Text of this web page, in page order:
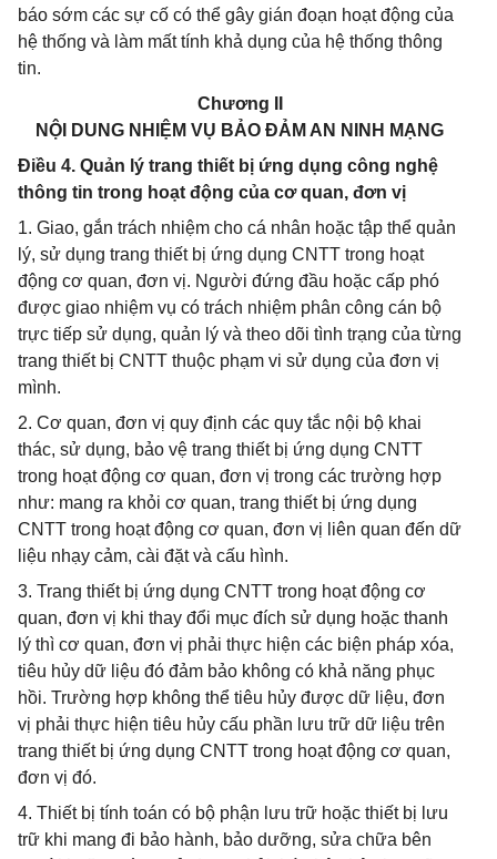
báo sớm các sự cố có thể gây gián đoạn hoạt động của
hệ thống và làm mất tính khả dụng của hệ thống thông
tin.
Chương II
NỘI DUNG NHIỆM VỤ BẢO ĐẢM AN NINH MẠNG
Điều 4. Quản lý trang thiết bị ứng dụng công nghệ
thông tin trong hoạt động của cơ quan, đơn vị
1. Giao, gắn trách nhiệm cho cá nhân hoặc tập thể quản
lý, sử dụng trang thiết bị ứng dụng CNTT trong hoạt
động cơ quan, đơn vị. Người đứng đầu hoặc cấp phó
được giao nhiệm vụ có trách nhiệm phân công cán bộ
trực tiếp sử dụng, quản lý và theo dõi tình trạng của từng
trang thiết bị CNTT thuộc phạm vi sử dụng của đơn vị
mình.
2. Cơ quan, đơn vị quy định các quy tắc nội bộ khai
thác, sử dụng, bảo vệ trang thiết bị ứng dụng CNTT
trong hoạt động cơ quan, đơn vị trong các trường hợp
như: mang ra khỏi cơ quan, trang thiết bị ứng dụng
CNTT trong hoạt động cơ quan, đơn vị liên quan đến dữ
liệu nhạy cảm, cài đặt và cấu hình.
3. Trang thiết bị ứng dụng CNTT trong hoạt động cơ
quan, đơn vị khi thay đổi mục đích sử dụng hoặc thanh
lý thì cơ quan, đơn vị phải thực hiện các biện pháp xóa,
tiêu hủy dữ liệu đó đảm bảo không có khả năng phục
hồi. Trường hợp không thể tiêu hủy được dữ liệu, đơn
vị phải thực hiện tiêu hủy cấu phần lưu trữ dữ liệu trên
trang thiết bị ứng dụng CNTT trong hoạt động cơ quan,
đơn vị đó.
4. Thiết bị tính toán có bộ phận lưu trữ hoặc thiết bị lưu
trữ khi mang đi bảo hành, bảo dưỡng, sửa chữa bên